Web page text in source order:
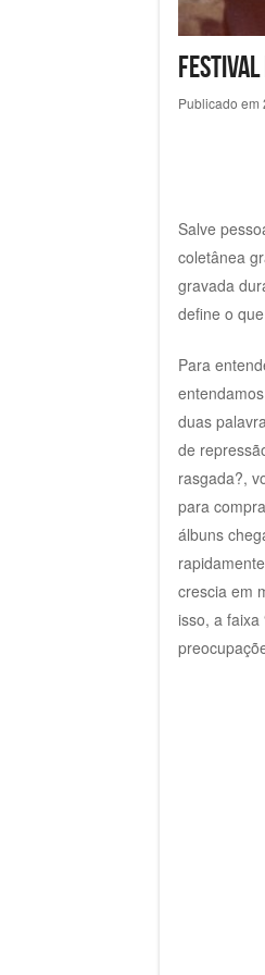
Festival
Publicado em
Salve
coletânea
gravada
define o
Para
duas
de
rasgada?,
para
álbuns
crescia em
isso, a faixa